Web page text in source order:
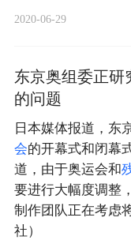
2020-06-29
东京奥组委正研
的问题
日本媒体报道，东
会的开幕式和闭幕
道，由于奥运会和
要进行大幅度调整
制作团队正在考虑
社）